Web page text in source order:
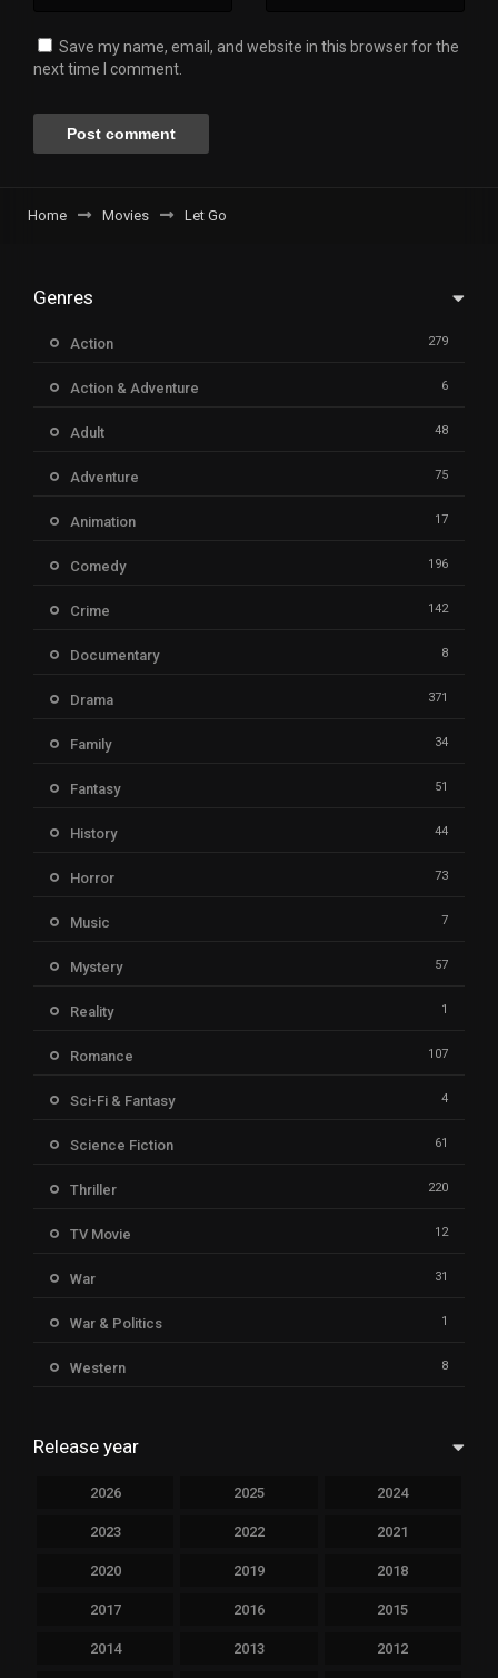
Save my name, email, and website in this browser for the
next time I comment.
Home Movies Let Go
Genres
Action 279
Action & Adventure 6
Adult 48
Adventure 75
Animation 17
Comedy 196
Crime 142
Documentary 8
Drama 371
Family 34
Fantasy 51
History 44
Horror 73
Music 7
Mystery 57
Reality 1
Romance 107
Sci-Fi & Fantasy 4
Science Fiction 61
Thriller 220
TV Movie 12
War 31
War & Politics 1
Western 8
Release year
2026 2025 2024
2023 2022 2021
2020 2019 2018
2017 2016 2015
2014 2013 2012